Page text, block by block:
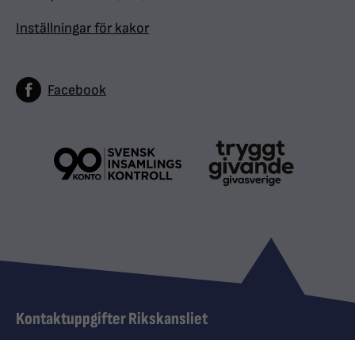
Inställningar för kakor
Facebook
Kontaktuppgifter Rikskansliet